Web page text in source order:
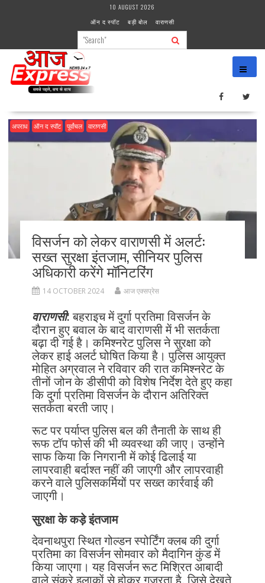
10 AUGUST 2026
ऑन द स्पॉट
बड़ी बोल वाराणसी
अपराध ऑन द स्पॉट पूर्वांचल वाराणसी
विसर्जन को लेकर वाराणसी में अलर्ट:
सख्त सुरक्षा इंतजाम, सीनियर पुलिस
अधिकारी करेंगे मॉनिटरिंग
14 OCTOBER 2024 आज एक्सप्रेस
वाराणसी:बहराइच में दुर्गा प्रतिमा विसर्जन के
दौरान हुए बवाल के बाद वाराणसी में भी सतर्कता
बढ़ा दी गई है। कमिश्नरेट पुलिस ने सुरक्षा को
लेकर हाई अलर्ट घोषित किया है। पुलिस आयुक्त
मोहित अग्रवाल ने रविवार की रात कमिश्नरेट के
तीनों जोन के डीसीपी को विशेष निर्देश देते हुए कहा
कि दुर्गा प्रतिमा विसर्जन के दौरान अतिरिक्त
सतर्कता बरती जाए।
रूट पर पर्याप्त पुलिस बल की तैनाती के साथ ही
रूफ टॉप फोर्स की भी व्यवस्था की जाए। उन्होंने
साफ किया कि निगरानी में कोई ढिलाई या
लापरवाही बर्दाश्त नहीं की जाएगी और लापरवाही
करने वाले पुलिसकर्मियों पर सख्त कार्रवाई की
जाएगी।
सुरक्षा के कड़े इंतजाम
देवनाथपुरा स्थित गोल्डन स्पोर्टिंग क्लब की दुर्गा
प्रतिमा का विसर्जन सोमवार को मैदागिन कुंड में
किया जाएगा। यह विसर्जन रूट मिश्रित आबादी